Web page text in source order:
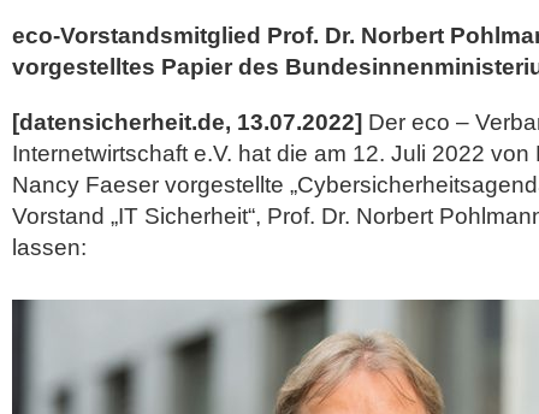
eco-Vorstandsmitglied Prof. Dr. Norbert
vorgestelltes Papier des
[datensicherheit.de, 13.07.2022] Der eco –
Internetwirtschaft e.V. hat die am 12. Juli 2022
Nancy Faeser vorgestellte
Vorstand „IT Sicherheit“, Prof. Dr. Norbert
lassen: